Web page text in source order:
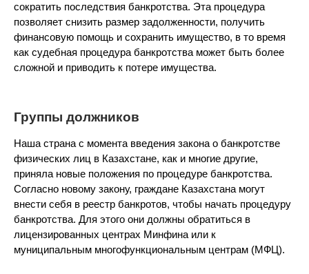
сократить последствия банкротства. Эта процедура
позволяет снизить размер задолженности, получить
финансовую помощь и сохранить имущество, в то время
как судебная процедура банкротства может быть более
сложной и приводить к потере имущества.
Группы должников
Наша страна с момента введения закона о банкротстве
физических лиц в Казахстане, как и многие другие,
приняла новые положения по процедуре банкротства.
Согласно новому закону, граждане Казахстана могут
внести себя в реестр банкротов, чтобы начать процедуру
банкротства. Для этого они должны обратиться в
лицензированных центрах Минфина или к
муниципальным многофункциональным центрам (МФЦ).